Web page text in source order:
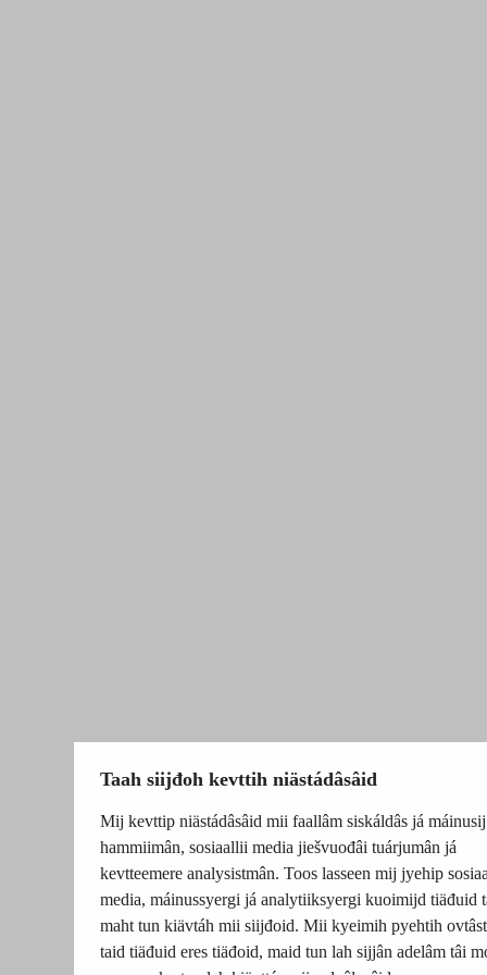
Taah siijđoh kevttih niästádâsâid
Mij kevttip niästádâsâid mii faallâm siskáldâs já máinusij
hammiimân, sosiaallii media jiešvuođâi tuárjumân já
kevtteemere analysistmân. Toos lasseen mij jyehip
media, máinussyergi já analytiiksyergi kuoimijd tiäđuid
maht tun kiävtáh mii siijđoid. Mii kyeimih pyehtih
taid tiäđuid eres tiäđoid, maid tun lah sijjân adelâm tâi